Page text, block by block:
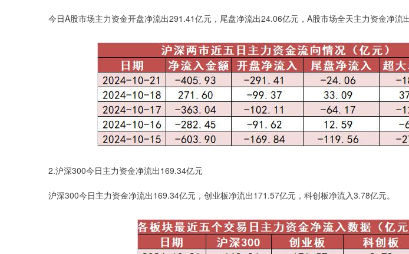
今日A股市场主力资金开盘净流出291.41亿元，尾盘净流出24.06亿元，A股市场全天主力资金净流
2.沪深300今日主力资金净流出169.34亿元
沪深300今日主力资金净流出169.34亿元，创业板净流出171.57亿元，科创板净流入3.78亿元。